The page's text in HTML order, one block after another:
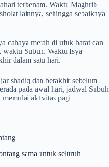
terbenam. Waktu Maghrib
lainnya, sehingga sebaiknya
cahaya merah di ufuk barat dan
waktu Subuh. Waktu Isya
dalam satu hari.
shadiq dan berakhir sebelum
pada awal hari, jadwal Subuh
memulai aktivitas pagi.
sama untuk seluruh